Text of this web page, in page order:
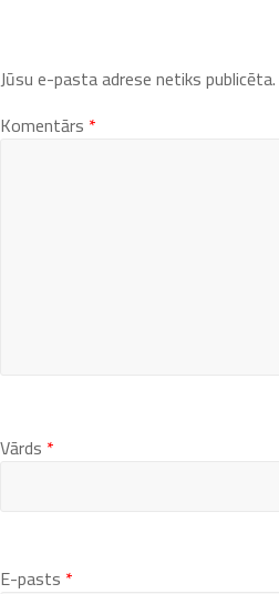
Jūsu e-pasta adrese netiks publicēta.
Komentārs *
Vārds *
E-pasts *